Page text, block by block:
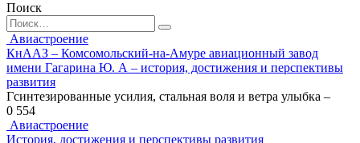
Поиск
Search
for:
Авиастроение
КнААЗ – Комсомольский-на-Амуре авиационный завод
имени Гагарина Ю. А – история, достижения и перспективы
развития
Гсинтезированные усилия, стальная воля и ветра улыбка –
0 554
Авиастроение
История, достижения и перспективы развития